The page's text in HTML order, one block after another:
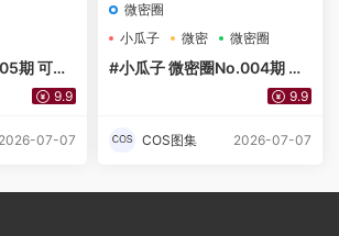
期 可爱
– 单部在
9.9
2026-07-07
微密圈
小瓜子
微密 微密圈
#小瓜子 微密圈No.004期 低
胸纯欲风婚纱[18P]-单部在线
9.9
COS图集 2026-07-07